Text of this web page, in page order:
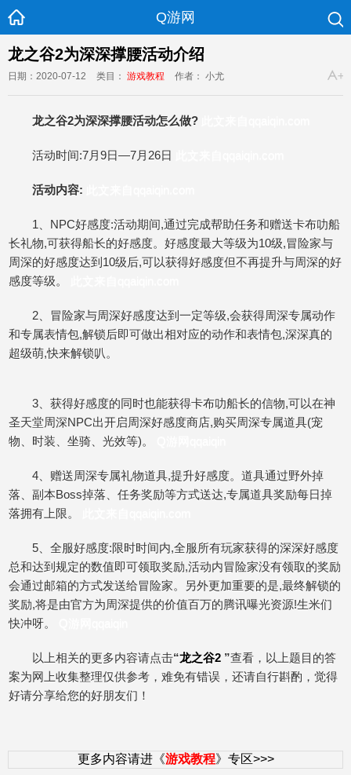
Q游网
龙之谷2为深深撑腰活动介绍
日期：2020-07-12 类目： 游戏教程 作者： 小尤
龙之谷2为深深撑腰活动怎么做?
活动时间:7月9日—7月26日
活动内容:
1、NPC好感度:活动期间,通过完成帮助任务和赠送卡布叻船
长礼物,可获得船长的好感度。好感度最大等级为10级,冒险家与
周深的好感度达到10级后,可以获得好感度但不再提升与周深的好
感度等级。
2、冒险家与周深好感度达到一定等级,会获得周深专属动作
和专属表情包,解锁后即可做出相对应的动作和表情包,深深真的
超级萌,快来解锁叭。
3、获得好感度的同时也能获得卡布叻船长的信物,可以在神
圣天堂周深NPC出开启周深好感度商店,购买周深专属道具(宠
物、时装、坐骑、光效等)。
4、赠送周深专属礼物道具,提升好感度。道具通过野外掉
落、副本Boss掉落、任务奖励等方式送达,专属道具奖励每日掉
落拥有上限。
5、全服好感度:限时时间内,全服所有玩家获得的深深好感度
总和达到规定的数值即可领取奖励,活动内冒险家没有领取的奖励
会通过邮箱的方式发送给冒险家。另外更加重要的是,最终解锁的
奖励,将是由官方为周深提供的价值百万的腾讯曝光资源!生米们
快冲呀。
以上相关的更多内容请点击“龙之谷2 ”查看，以上题目的答
案为网上收集整理仅供参考，难免有错误，还请自行斟酌，觉得
好请分享给您的好朋友们！
更多内容请进《游戏教程》专区>>>